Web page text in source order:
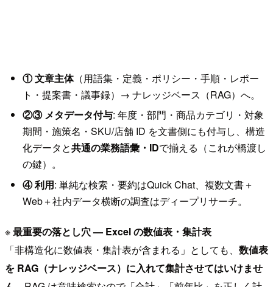
① 文章主体（用語集・定義・ポリシー・手順・レポー
ト・提案書・議事録）→ ナレッジベース（RAG）へ。
②③ メタデータ付与: 年度・部門・商品カテゴリ・対象
期間・施策名・SKU/店舗 ID を文書側にも付与し、構造
化データと共通の業務語彙・IDで揃える（これが橋渡し
の鍵）。
④ 利用: 単純な検索・要約はQuick Chat、複数文書＋
Web＋社内データ横断の調査はディープリサーチ。
※最重要の落とし穴 — Excel の数値表・集計表
「非構造化に数値表・集計表が含まれる」としても、 数値表
を RAG（ナレッジベース）に入れて集計させてはいけませ